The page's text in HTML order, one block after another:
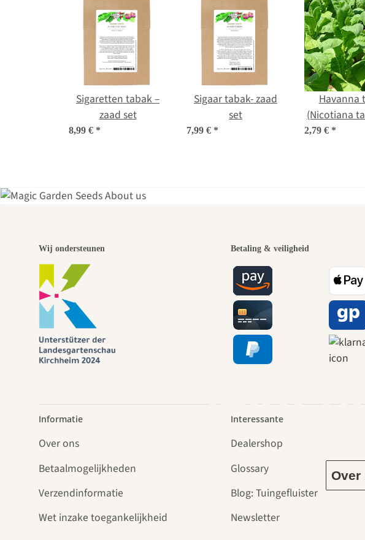
Sigaretten tabak –
zaad set
8,99 € *
Sigaar tabak- zaad
set
7,99 € *
Havanna
(Nicotiana
2,79 € *
Een
leidt
Over
Wij ondersteunen Betaling & veiligheid
Informatie
Over ons
Betaalmogelijkheden
Verzendinformatie
Wet inzake toegankelijkheid
Interessante
Dealershop
Glossary
Blog: Tuingefluister
Newsletter